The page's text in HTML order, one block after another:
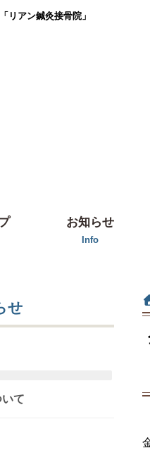
リアン鍼灸接骨院」
お知らせ
Info
せ
て